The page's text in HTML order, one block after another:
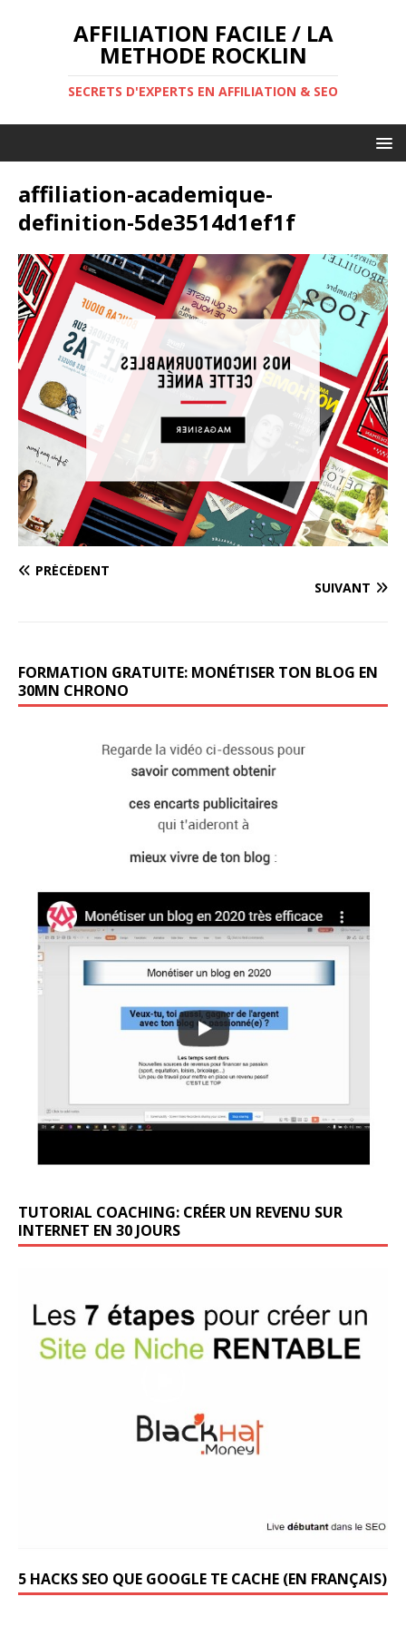
AFFILIATION FACILE / LA
METHODE ROCKLIN
SECRETS D'EXPERTS EN AFFILIATION & SEO
affiliation-academique-
definition-5de3514d1ef1f
PRÉCÉDENT
SUIVANT
FORMATION GRATUITE: MONÉTISER TON BLOG EN
30MN CHRONO
TUTORIAL COACHING: CRÉER UN REVENU SUR
INTERNET EN 30 JOURS
5 HACKS SEO QUE GOOGLE TE CACHE (EN FRANÇAIS)